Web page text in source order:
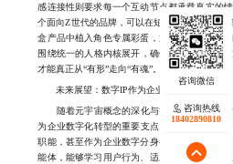
感连接性则要求每一个互动节点都承载真实的
个面向Z世代的品牌，可以在短视频中呈现数字
盒产品中植入角色专属彩蛋，通过多层次触点
围绕统一的人格内核展开，确保品牌形象的一
才能真正从“有形”走向“有魂”。
未来展望：数字IP作为企业的战略级资产
随着元宇宙概念的深化与智能交互技术的发
为企业数字化转型的重要支点。在未来，数字
职能，甚至作为企业数字分身参与跨组织协作
能体，能够学习用户行为、适应环境变化、自
咨询热线
18402890810